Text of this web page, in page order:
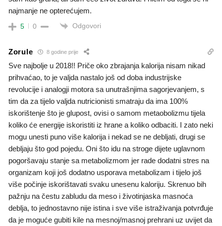
najmanje ne opterećujem.
5 0 Odgovori
Zorule 8 godine prije
Sve najbolje u 2018!! Priče oko zbrajanja kalorija nisam nikad
prihvaćao, to je valjda nastalo još od doba industrijske
revolucije i analogji motora sa unutrašnjima sagorjevanjem, s
tim da za tijelo valjda nutricionisti smatraju da ima 100%
iskorištenje što je glupost, ovisi o samom metaobolizmu tijela
koliko će energije iskoristiti iz hrane a koliko odbaciti. I zato neki
mogu unesti puno više kalorija i nekad se ne debljati, drugi se
debljaju što god pojedu. Oni što idu na stroge dijete uglavnom
pogoršavaju stanje sa metabolizmom jer rade dodatni stres na
organizam koji još dodatno usporava metabolizam i tijelo još
više počinje iskorištavati svaku unesenu kaloriju. Skrenuo bih
pažnju na čestu zabludu da meso i životinjaska masnoća
deblja, to jednostavno nije istina i sve više istraživanja potvrđuje
da je moguće gubiti kile na mesnoj/masnoj prehrani uz uvijet da